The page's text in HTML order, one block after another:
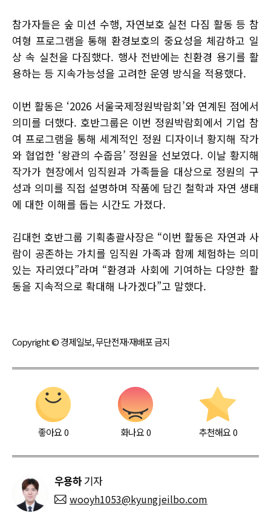
참가자들은 숲 미션 수행, 자연보호 실천 다짐 활동 등 참
여형 프로그램을 통해 환경보호의 중요성을 체감하고 일
상 속 실천을 다짐했다. 행사 전반에는 친환경 용기를 활
용하는 등 지속가능성을 고려한 운영 방식을 적용했다.
이번 활동은 ‘2026 서울국제정원박람회’와 연계된 점에서
의미를 더했다. 호반그룹은 이번 정원박람회에서 기업 참
여 프로그램을 통해 세계적인 정원 디자이너 황지해 작가
와 협업한 ‘왕관의 수줍음’ 정원을 선보였다. 이날 황지해
작가가 현장에서 임직원과 가족들을 대상으로 정원의 구
성과 의미를 직접 설명하며 작품에 담긴 철학과 자연 생태
에 대한 이해를 돕는 시간도 가졌다.
김대헌 호반그룹 기획총괄사장은 “이번 활동은 자연과 사
람이 공존하는 가치를 임직원 가족과 함께 체험하는 의미
있는 자리였다”라며 “환경과 사회에 기여하는 다양한 활
동을 지속적으로 확대해 나가겠다”고 말했다.
Copyright © 경제일보, 무단전재·재배포 금지
좋아요0 화나요0 추천해요 0
우용하기자
wooyh1053@kyungjeilbo.com